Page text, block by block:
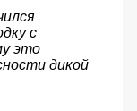
с
это
дикой